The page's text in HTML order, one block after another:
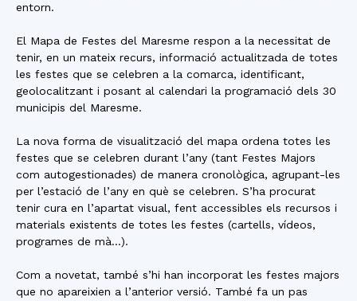
entorn.
El Mapa de Festes del Maresme respon a la necessitat de
tenir, en un mateix recurs, informació actualitzada de totes
les festes que se celebren a la comarca, identificant,
geolocalitzant i posant al calendari la programació dels 30
municipis del Maresme.
La nova forma de visualització del mapa ordena totes les
festes que se celebren durant l’any (tant Festes Majors
com autogestionades) de manera cronològica, agrupant-les
per l’estació de l’any en què se celebren. S’ha procurat
tenir cura en l’apartat visual, fent accessibles els recursos i
materials existents de totes les festes (cartells, vídeos,
programes de mà…).
Com a novetat, també s’hi han incorporat les festes majors
que no apareixien a l’anterior versió. També fa un pas